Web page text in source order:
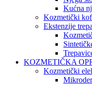
Kućna
Kozmetički
Ekstenzije
KOZMETIČKA
Kozmetički